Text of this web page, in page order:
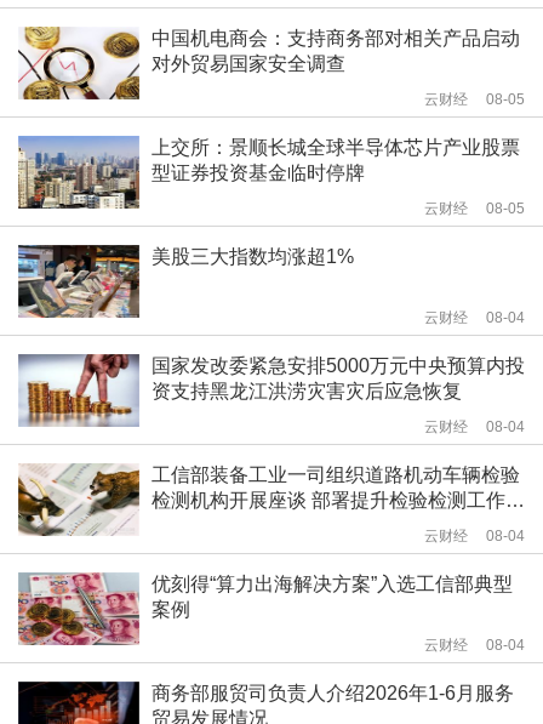
中国机电商会：支持商务部对相关产品启动
对外贸易国家安全调查
云财经 08-05
上交所：景顺长城全球半导体芯片产业股票
型证券投资基金临时停牌
云财经 08-05
美股三大指数均涨超1%
云财经 08-04
国家发改委紧急安排5000万元中央预算内投
资支持黑龙江洪涝灾害灾后应急恢复
云财经 08-04
工信部装备工业一司组织道路机动车辆检验
检测机构开展座谈 部署提升检验检测工作质
云财经 08-04
优刻得“算力出海解决方案”入选工信部典型
案例
云财经 08-04
商务部服贸司负责人介绍2026年1-6月服务
贸易发展情况